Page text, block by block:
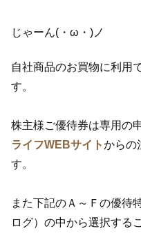
じゃーん(・ω・)ノ
自社商品のお買物に利用
す。
株主様ご優待券は専用の
ライフWEBサイトからの
す。
また下記のＡ～Ｆの優待
ログ）の中から選択する